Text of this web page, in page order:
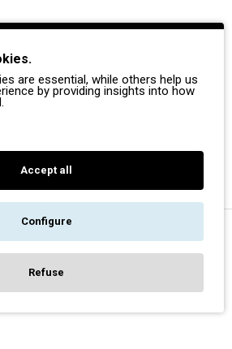
are essential, while others help us
by providing insights into how
Accept all
Configure
Refuse